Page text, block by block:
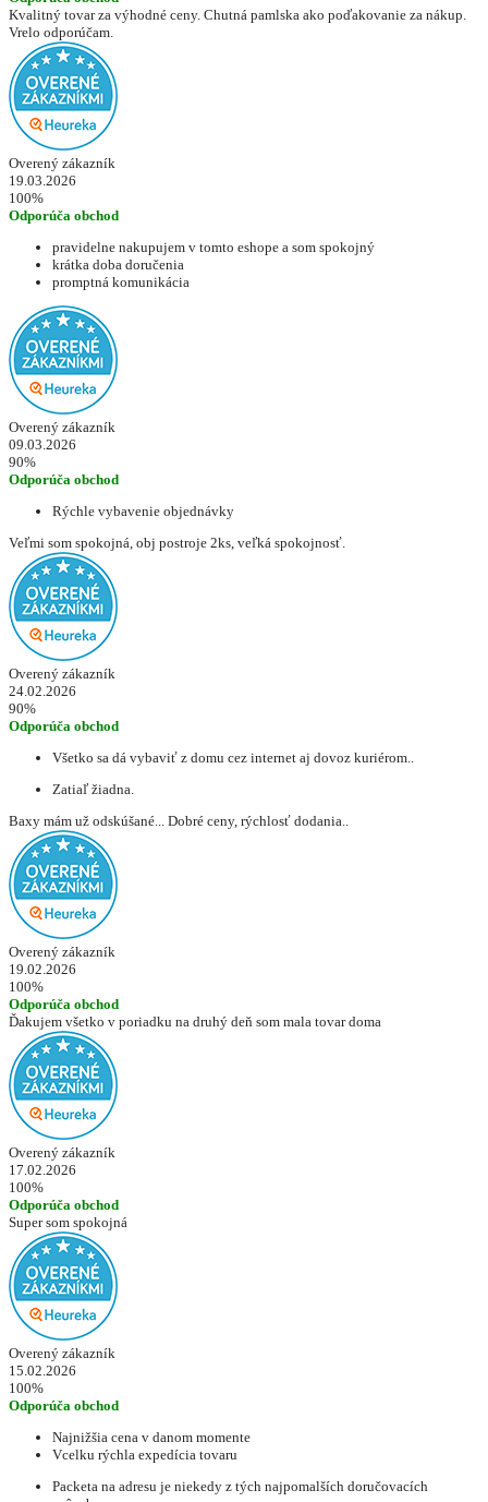
Kvalitný tovar za výhodné ceny. Chutná pamlska ako poďakovanie za nákup.
Vrelo odporúčam.
Overený zákazník
19.03.2026
100%
Odporúča obchod
pravidelne nakupujem v tomto eshope a som spokojný
krátka doba doručenia
promptná komunikácia
Overený zákazník
09.03.2026
90%
Odporúča obchod
Rýchle vybavenie objednávky
Veľmi som spokojná, obj postroje 2ks, veľká spokojnosť.
Overený zákazník
24.02.2026
90%
Odporúča obchod
Všetko sa dá vybaviť z domu cez internet aj dovoz kuriérom..
Zatiaľ žiadna.
Baxy mám už odskúšané... Dobré ceny, rýchlosť dodania..
Overený zákazník
19.02.2026
100%
Odporúča obchod
Ďakujem všetko v poriadku na druhý deň som mala tovar doma
Overený zákazník
17.02.2026
100%
Odporúča obchod
Super som spokojná
Overený zákazník
15.02.2026
100%
Odporúča obchod
Najnižšia cena v danom momente
Vcelku rýchla expedícia tovaru
Packeta na adresu je niekedy z tých najpomalších doručovacích